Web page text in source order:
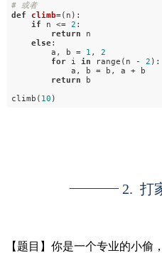
# 或者
def
climb=(n) :
if n <= 2 :
return n
else:
a, b =
1 , 2
fori in range(n - 2 ):
a, b = b, a + b
return b
climb( 10 )
2. 打
【题目】 你是一个专业的小偷